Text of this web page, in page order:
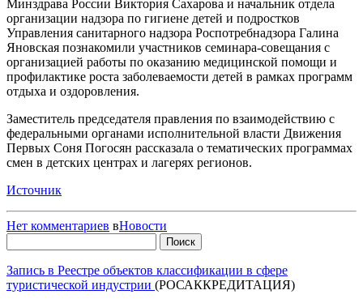
Минздрава России Виктория Сахарова и начальник отдела
организации надзора по гигиене детей и подростков
Управления санитарного надзора Роспотребнадзора Галина
Яновская познакомили участников семинара-совещания с
организацией работы по оказанию медицинской помощи и
профилактике роста заболеваемости детей в рамках программ
отдыха и оздоровления.
Заместитель председателя правления по взаимодействию с
федеральными органами исполнительной власти Движения
Первых Соня Погосян рассказала о тематических программах
смен в детских центрах и лагерях регионов.
Источник
Нет комментариев вНовости
Запись в Реестре объектов классификации в сфере
туристической индустрии (РОСАККРЕДИТАЦИЯ)